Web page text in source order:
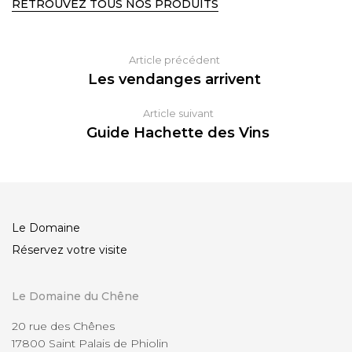
RETROUVEZ TOUS NOS PRODUITS
Article précédent
Les vendanges arrivent
Article suivant
Guide Hachette des Vins
Le Domaine
Réservez votre visite
Le Domaine du Chêne
20 rue des Chênes
17800 Saint Palais de Phiolin